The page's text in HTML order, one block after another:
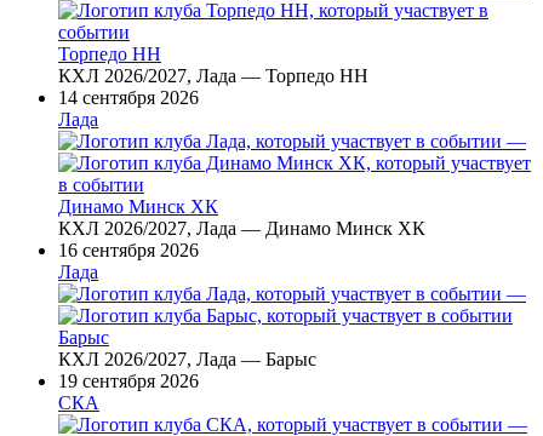
Торпедо НН
КХЛ 2026/2027, Лада — Торпедо НН
14 сентября 2026
Лада
—
Динамо Минск ХК
КХЛ 2026/2027, Лада — Динамо Минск ХК
16 сентября 2026
Лада
—
Барыс
КХЛ 2026/2027, Лада — Барыс
19 сентября 2026
СКА
—